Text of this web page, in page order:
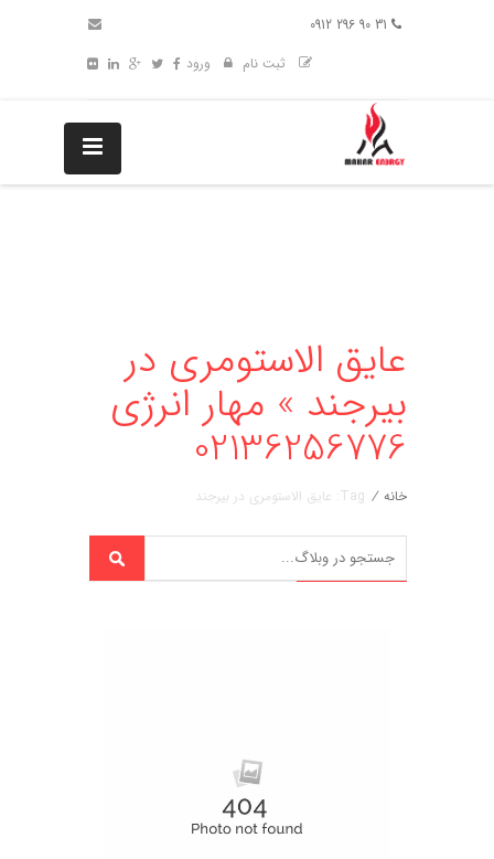
ثبت نام
ورود
عایق الاستومری در
بیرجند » مهار انرژی
02136256776
خانه / Tag: عایق الاستومری در بیرجند